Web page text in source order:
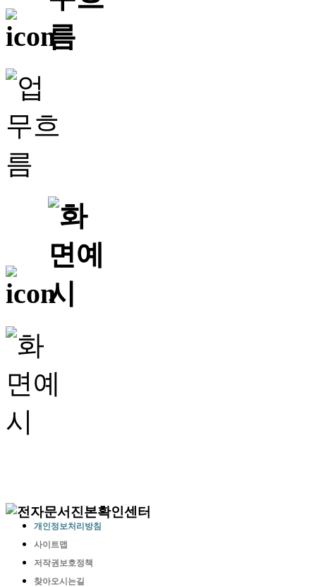
개인정보처리방침
사이트맵
저작권보호정책
찾아오시는길